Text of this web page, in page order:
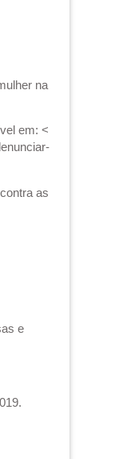
na
em: <
as
e